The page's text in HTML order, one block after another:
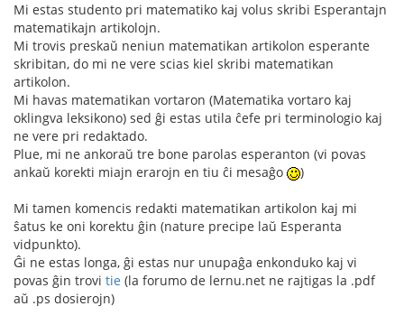
Mi estas studento pri matematiko kaj volus skribi Esperantajn
matematikajn artikolojn.
Mi trovis preskaŭ neniun matematikan artikolon esperante
skribitan, do mi ne vere scias kiel skribi matematikan
artikolon.
Mi havas matematikan vortaron (Matematika vortaro kaj
oklingva leksikono) sed ĝi estas utila ĉefe pri terminologio kaj
ne vere pri redaktado.
Plue, mi ne ankoraŭ tre bone parolas esperanton (vi povas
ankaŭ korekti miajn erarojn en tiu ĉi mesaĝo
)
Mi tamen komencis redakti matematikan artikolon kaj mi
ŝatus ke oni korektu ĝin (nature precipe laŭ Esperanta
vidpunkto).
Ĝi ne estas longa, ĝi estas nur unupaĝa enkonduko kaj vi
povas ĝin trovi tie (la forumo de lernu.net ne rajtigas la .pdf
aŭ .ps dosierojn)